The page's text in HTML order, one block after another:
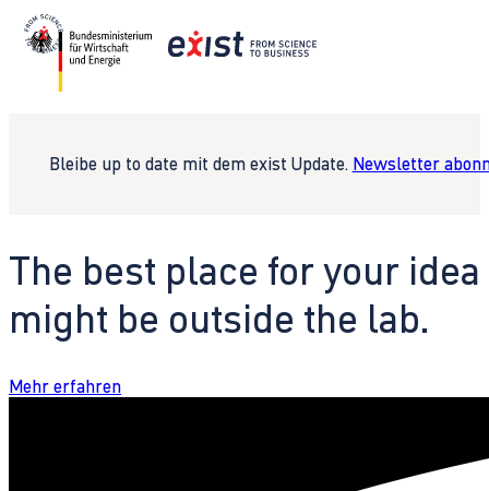
Bleibe up to date mit dem exist Update. Newsletter
The best place for your idea
might be outside the lab.
Mehr erfahren